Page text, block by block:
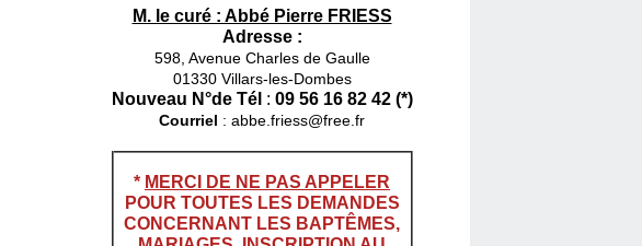
M. le curé : Abbé Pierre FRIESS
Adresse :
598, Avenue Charles de Gaulle
01330 Villars-les-Dombes
Nouveau N°de Tél : 09 56 16 82 42 (*)
Courriel : abbe.friess@free.fr
* MERCI DE NE PAS APPELER
POUR TOUTES LES DEMANDES
CONCERNANT LES BAPTÊMES,